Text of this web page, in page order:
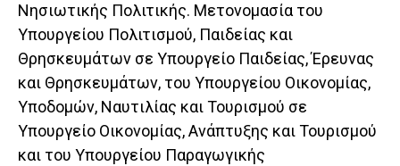
Νησιωτικής Πολιτικής. Μετονομασία του
Υπουργείου Πολιτισμού, Παιδείας και
Θρησκευμάτων σε Υπουργείο Παιδείας, Έρευνας
και Θρησκευμάτων, του Υπουργείου Οικονομίας,
Υποδομών, Ναυτιλίας και Τουρισμού σε
Υπουργείο Οικονομίας, Ανάπτυξης και Τουρισμού
και του Υπουργείου Παραγωγικής